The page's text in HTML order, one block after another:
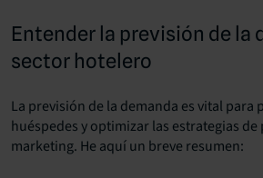
Entender la previsión de la
sector hotelero
La previsión de la demanda es vital para
huéspedes y optimizar las estrategias
marketing. He aquí un breve resumen: